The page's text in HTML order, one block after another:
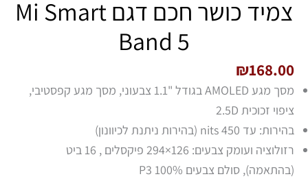
צמיד כושר חכם דגם Mi Smart
Band 5
₪168.00
מסך מגע AMOLED בגודל "1.1 צבעוני, מסך מגע קפסטיבי,
ציפוי זכוכית 2.5D
בהירות: עד 450 nits (בהירות ניתנת לכיוונון)
רזולוציה ועומק צבעים: 126×294 פיקסלים , 16 ביט
(בהתאמה), סולם צבעים 100% P3